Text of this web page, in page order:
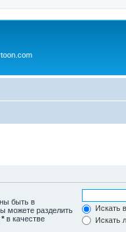
быть в
можете разделить
* в качестве
Искать
Искать